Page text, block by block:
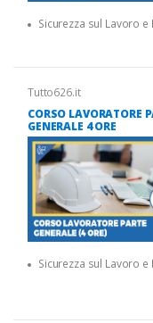
Sicurezza sul Lavoro e
Tutto626.it
CORSO LAVORATORE
GENERALE 4 ORE
Sicurezza sul Lavoro e